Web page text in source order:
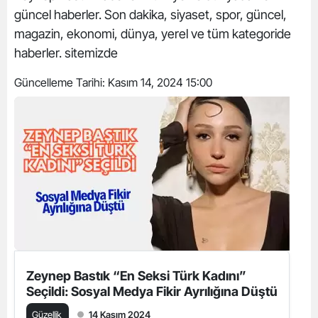
güncel haberler. Son dakika, siyaset, spor, güncel,
magazin, ekonomi, dünya, yerel ve tüm kategoride
haberler. sitemizde
Güncelleme Tarihi: Kasım 14, 2024 15:00
Zeynep Bastık “En Seksi Türk Kadını”
Seçildi: Sosyal Medya Fikir Ayrılığına Düştü
Güzellik 14 Kasım 2024